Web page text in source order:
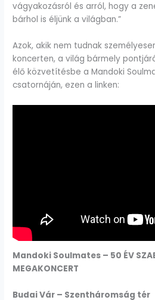
vágyakozásról és arról, hogy a
bárhol is éljünk a világban.”
Azok, akik nem tudnak
koncerten, a világ bármely
élő közvetítésbe a Mandoki
csatornáján, ezen a linken:
Mandoki Soulmates – 50 ÉV
MEGAKONCERT
Budai Vár – Szentháromság tér